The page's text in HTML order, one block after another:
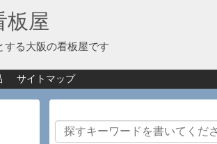
板屋
する大阪の看板屋です
サイトマップ